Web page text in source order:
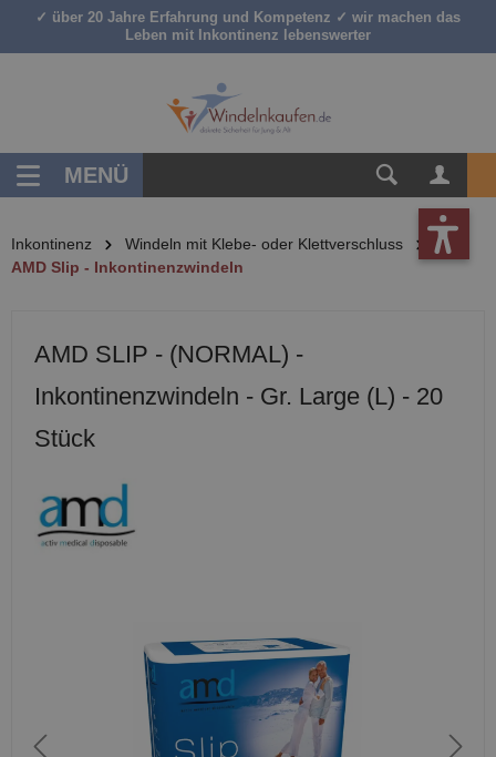
springen
✓ über 20 Jahre Erfahrung und Kompetenz ✓ wir machen das
Leben mit Inkontinenz lebenswerter
MENÜ
Inkontinenz
Windeln mit Klebe- oder Klettverschluss
AMD Slip - Inkontinenzwindeln
AMD SLIP - (NORMAL) -
Inkontinenzwindeln - Gr. Large (L) - 20
Stück